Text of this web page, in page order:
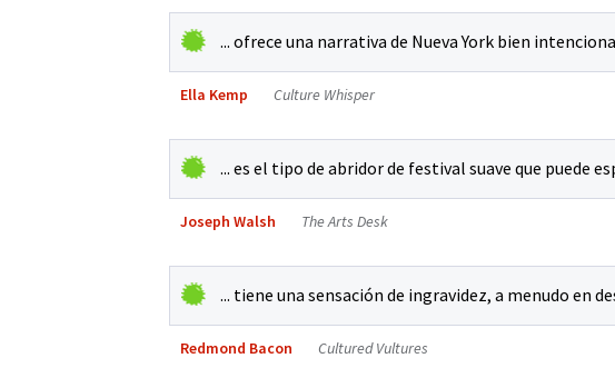
... ofrece una narrativa de Nueva York bien
Ella Kemp Culture Whisper
... es el tipo de abridor de festival suave que puede
Joseph Walsh The Arts Desk
... tiene una sensación de ingravidez, a menudo en
Redmond Bacon Cultured Vultures